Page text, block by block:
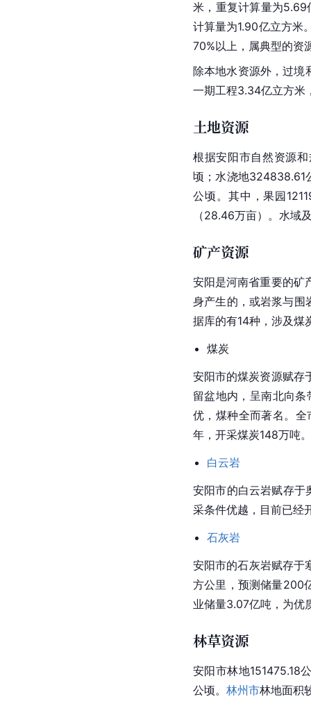
米，重复计算量为5.69
计算量为1.90亿立方米
70%以上，属典型的资
除本地水资源外，过境
一期工程3.34亿立方米
土地资源
根据安阳市自然资源
顷；水浇地324838.61
公顷。其中，果园
（28.46万亩）。水域
矿产资源
安阳是河南省重要的矿
身产生的，或岩浆与围
据库的有14种，涉及煤
煤炭
安阳市的煤炭资源赋存
留盆地内，呈南北向
优，煤种全而著名。全
年，开采煤炭148万吨。
白云岩
安阳市的白云岩赋存于
采条件优越，目前已经
石灰岩
安阳市的石灰岩赋存于
方公里，预测储量200
业储量3.07亿吨，为优
林草资源
安阳市林地151475.18
公顷。 林州市林地面积